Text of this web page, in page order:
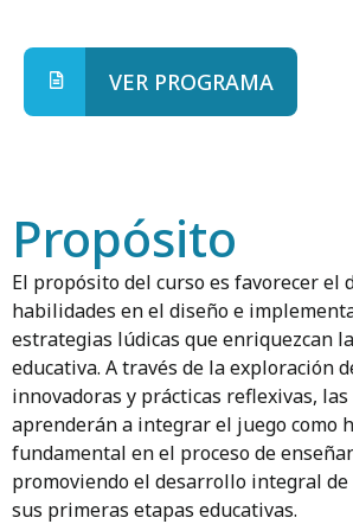
VER PROGRAMA
El propósito del curso es favorecer el
habilidades en el diseño e
estrategias lúdicas que enriquezcan
educativa. A través de la exploración
innovadoras y prácticas reflexivas,
aprenderán a integrar el juego como
fundamental en el proceso de
promoviendo el desarrollo integral
sus primeras etapas educativas.
Propósito